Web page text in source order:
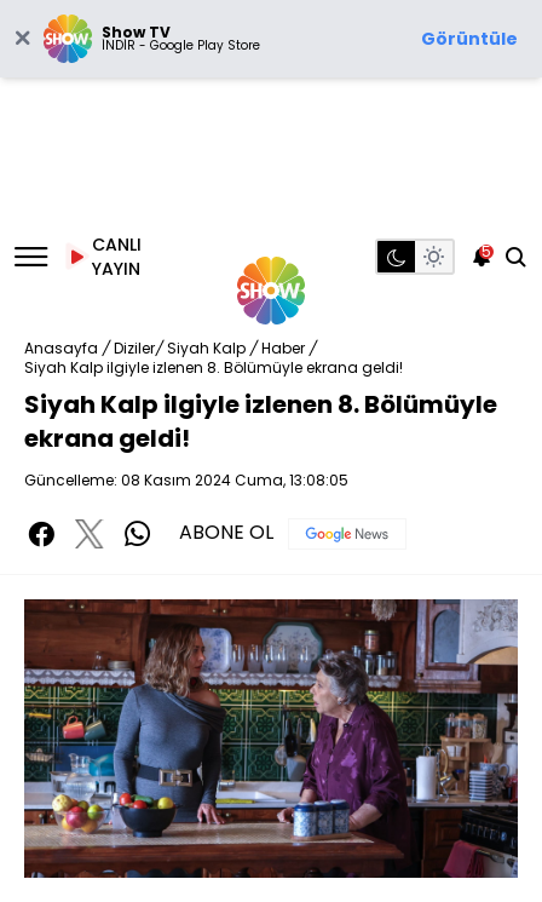
Show TV
İNDİR - Google Play Store Görüntüle
CANLI
YAYIN
5
Anasayfa / Diziler/ Siyah Kalp / Haber /
Siyah Kalp ilgiyle izlenen 8. Bölümüyle ekrana geldi!
Siyah Kalp ilgiyle izlenen 8. Bölümüyle
ekrana geldi!
Güncelleme: 08 Kasım 2024 Cuma, 13:08:05
ABONE OL